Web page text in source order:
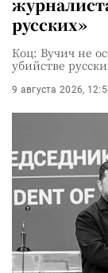
русских»
Коц: Вучич не
убийстве
9 августа 2026,